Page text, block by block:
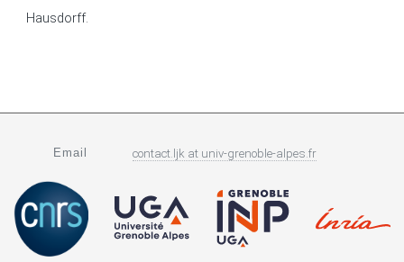
Hausdorff.
Email contact.ljk at univ-grenoble-alpes.fr